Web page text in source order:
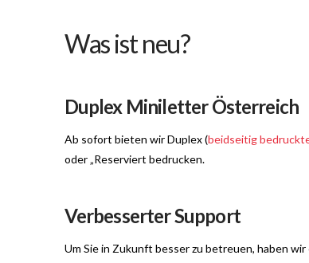
Was ist neu?
Duplex Miniletter Österreich
Ab sofort bieten wir Duplex (beidseitig
oder „Reserviert bedrucken.
Verbesserter Support
Um Sie in Zukunft besser zu betreuen, haben